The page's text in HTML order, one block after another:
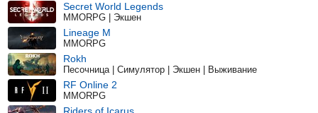
Secret World Legends
MMORPG | Экшен
Lineage M
MMORPG
Rokh
Песочница | Симулятор | Экшен | Выживание
RF Online 2
MMORPG